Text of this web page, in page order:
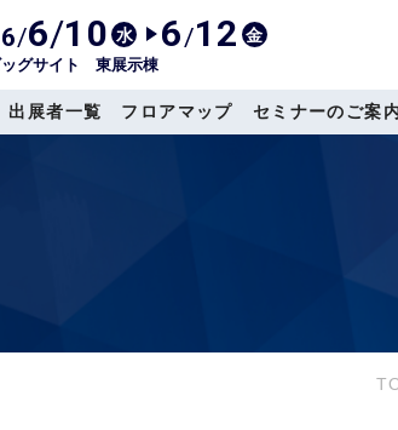
/6/10 水 6/12 金
ッグサイト 東展示棟
出展者一覧 フロアマップ セミナーのご案